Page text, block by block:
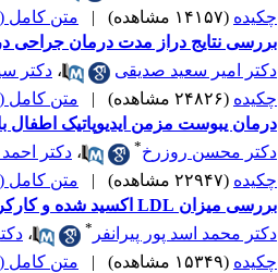
چکیده (۱۴۱۵۷ مشاهده) | متن کامل (PDF)
بررسی نتایج دراز مدت درمان جراحی در
دکتر امیر سعید صدیقی
، دکتر
چکیده (۲۴۸۲۶ مشاهده) | متن کامل (PDF)
درمان یبوست مزمن ایدیوپاتیک اطفال
دکتر محسن روزرخ* ، دکتر
چکیده (۲۲۹۴۷ مشاهده) | متن کامل (PDF)
بررسی میزان LDL اکسید شده و کارکرد آنزیم سوپر اکسید دیسموتاز در بیماران دارای فشار خون بالا و گروه شاهد آنان
دکتر محمد اسد پور پیرانفر * ،
چکیده (۱۵۳۴۹ مشاهده) | متن کامل (PDF)